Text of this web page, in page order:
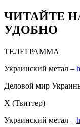
ЧИТАЙТЕ
УДОБНО
ТЕЛЕГРАММА
Украинский метал –
Деловой мир
Х (Твиттер)
Украинский метал –